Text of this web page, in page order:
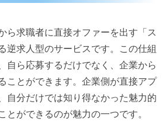
ら求職者に直接オファーを出す「ス
逆求人型のサービスです。この仕組
自ら応募するだけでなく、企業から
ことができます。企業側が直接アプ
自分だけでは知り得なかった魅力的
とができるのが魅力の一つです。